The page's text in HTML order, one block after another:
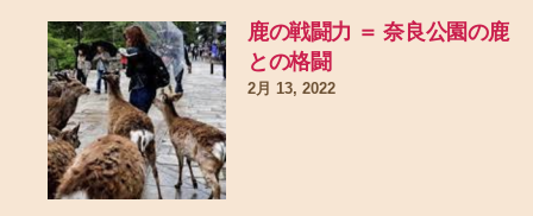
鹿の戦闘力 ＝ 奈良公園の鹿
との格闘
2月 13, 2022